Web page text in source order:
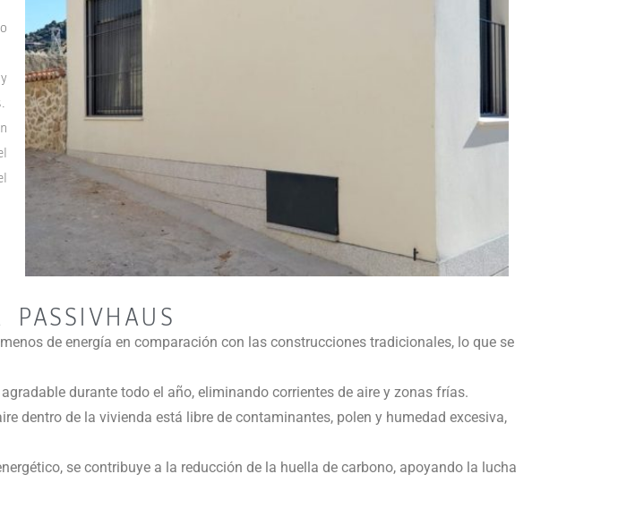
de energía en comparación con las construcciones tradicionales, lo que se
durante todo el año, eliminando corrientes de aire y zonas frías.
dentro de la vivienda está libre de contaminantes, polen y humedad excesiva,
se contribuye a la reducción de la huella de carbono, apoyando la lucha